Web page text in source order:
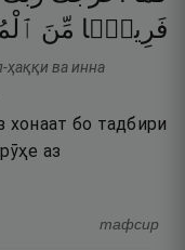
فَرِيقًۭا مِّنَ
ҳаққи ва инна
хонаат бо тадбири
аз
тафсир